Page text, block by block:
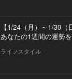
【1/24（月）～1/30（
あなたの1週間の運勢
ライフスタイル